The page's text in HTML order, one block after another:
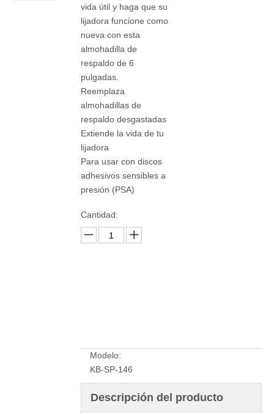
vida útil y haga que su
lijadora funcione como
nueva con esta
almohadilla de
respaldo de 6
pulgadas.
Reemplaza
almohadillas de
respaldo desgastadas
Extiende la vida de tu
lijadora
Para usar con discos
adhesivos sensibles a
presión (PSA)
Cantidad:
Modelo:
KB-SP-146
Descripción del producto